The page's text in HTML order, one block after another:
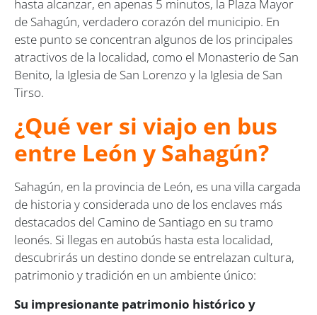
hasta alcanzar, en apenas 5 minutos, la Plaza Mayor
de Sahagún, verdadero corazón del municipio. En
este punto se concentran algunos de los principales
atractivos de la localidad, como el Monasterio de San
Benito, la Iglesia de San Lorenzo y la Iglesia de San
Tirso.
¿Qué ver si viajo en bus
entre León y Sahagún?
Sahagún, en la provincia de León, es una villa cargada
de historia y considerada uno de los enclaves más
destacados del Camino de Santiago en su tramo
leonés. Si llegas en autobús hasta esta localidad,
descubrirás un destino donde se entrelazan cultura,
patrimonio y tradición en un ambiente único:
Su impresionante patrimonio histórico y